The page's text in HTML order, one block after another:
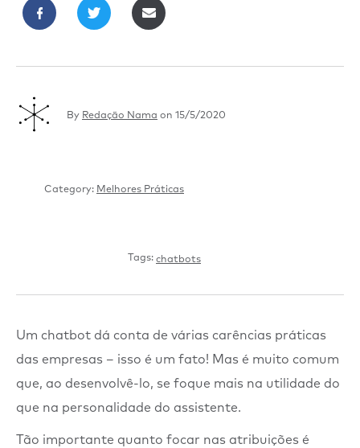
By Redação Nama on 15/5/2020
Category: Melhores Práticas
Tags: chatbots
Um chatbot dá conta de várias carências práticas
das empresas – isso é um fato! Mas é muito comum
que, ao desenvolvê-lo, se foque mais na utilidade do
que na personalidade do assistente.
Tão importante quanto focar nas atribuições é